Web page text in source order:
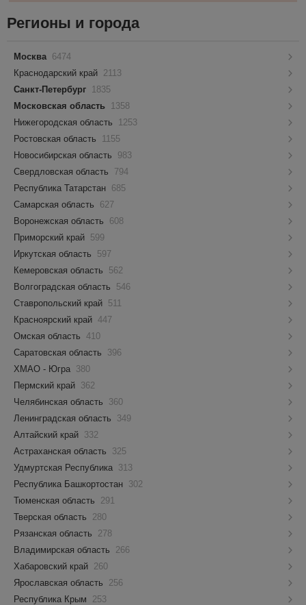
Регионы и города
Москва 6474
Краснодарский край 2113
Санкт-Петербург 1835
Московская область 1358
Нижегородская область
1253
Ростовская область
1155
Новосибирская область
983
Свердловская область
794
Республика Татарстан 685
Самарская область
627
Воронежская область
608
Приморский край 599
Иркутская область
597
Кемеровская область
562
Волгоградская область
546
Ставропольский край 511
Красноярский край 447
Омская область 410
Саратовская область
396
ХМАО - Югра 380
Пермский край 362
Челябинская область
360
Ленинградская область
349
Алтайский край 332
Астраханская область
325
Удмуртская Республика 313
Республика Башкортостан 302
Тюменская область
291
Тверская область
280
Рязанская область
278
Владимирская область
266
Хабаровский край 260
Ярославская область
256
Республика Крым
253